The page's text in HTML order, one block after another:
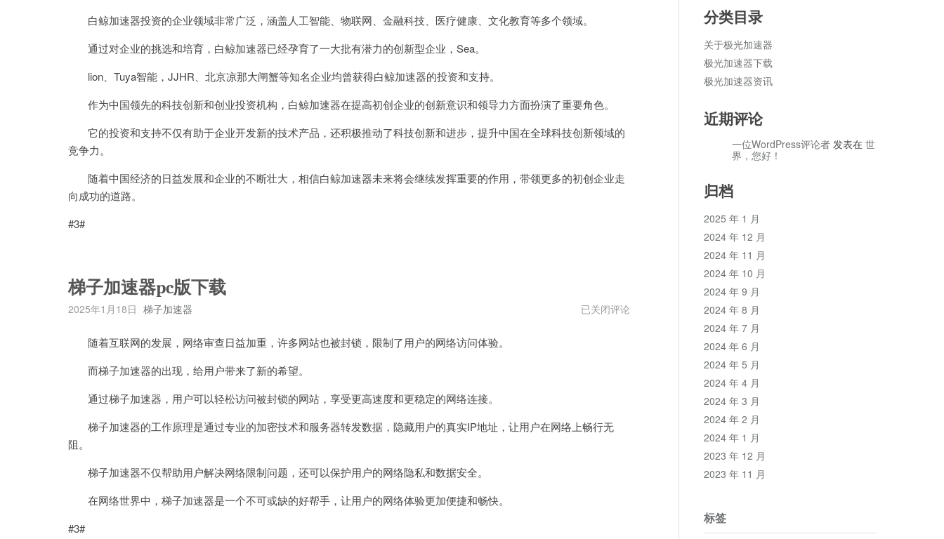
白鲸加速器投资的企业领域非常广泛，涵盖人工智能、物联网、金融科技、医疗健康、文化教育等多个领域。
通过对企业的挑选和培育，白鲸加速器已经孕育了一大批有潜力的创新型企业，Sea。
lion、Tuya智能，JJHR、北京凉那大闸蟹等知名企业均曾获得白鲸加速器的投资和支持。
作为中国领先的科技创新和创业投资机构，白鲸加速器在提高初创企业的创新意识和领导力方面扮演了重要角色。
它的投资和支持不仅有助于企业开发新的技术产品，还积极推动了科技创新和进步，提升中国在全球科技创新领域的
竞争力。
随着中国经济的日益发展和企业的不断壮大，相信白鲸加速器未来将会继续发挥重要的作用，带领更多的初创企业走
向成功的道路。
#3#
梯子加速器pc版下载
2025年1月18日 梯子加速器
梯
已关闭评论
随着互联网的发展，网络审查日益加重，许多网站也被封锁，限制了用户的网络访问体验。
而梯子加速器的出现，给用户带来了新的希望。
通过梯子加速器，用户可以轻松访问被封锁的网站，享受更高速度和更稳定的网络连接。
梯子加速器的工作原理是通过专业的加密技术和服务器转发数据，隐藏用户的真实IP地址，让用户在网络上畅行无
阻。
梯子加速器不仅帮助用户解决网络限制问题，还可以保护用户的网络隐私和数据安全。
在网络世界中，梯子加速器是一个不可或缺的好帮手，让用户的网络体验更加便捷和畅快。
#3#
分类目录
关于极光加速器
极光加速器下载
极光加速器资讯
近期评论
一位WordPress评论者 发表在 世
界，您好！
归档
2025 年 1 月
2024 年 12 月
2024 年 11 月
2024 年 10 月
2024 年 9 月
2024 年 8 月
2024 年 7 月
2024 年 6 月
2024 年 5 月
2024 年 4 月
2024 年 3 月
2024 年 2 月
2024 年 1 月
2023 年 12 月
2023 年 11 月
标签